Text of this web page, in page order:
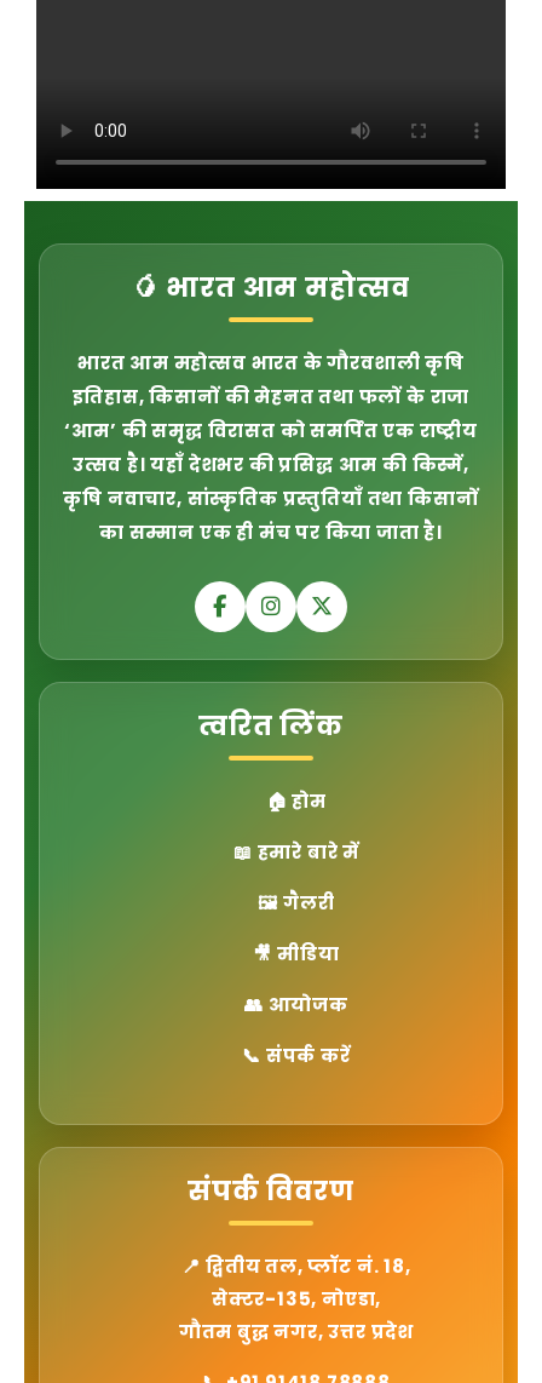
🥭 भारत आम महोत्सव
भारत आम महोत्सव भारत के गौरवशाली कृषि
इतिहास, किसानों की मेहनत तथा फलों के राजा
‘आम’ की समृद्ध विरासत को समर्पित एक राष्ट्रीय
उत्सव है। यहाँ देशभर की प्रसिद्ध आम की किस्में,
कृषि नवाचार, सांस्कृतिक प्रस्तुतियाँ तथा किसानों
का सम्मान एक ही मंच पर किया जाता है।
त्वरित लिंक
🏠 होम
📖 हमारे बारे में
🖼 गैलरी
🎥 मीडिया
👥 आयोजक
📞 संपर्क करें
संपर्क विवरण
📍 द्वितीय तल, प्लॉट नं. 18,
सेक्टर-135, नोएडा,
गौतम बुद्ध नगर, उत्तर प्रदेश